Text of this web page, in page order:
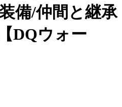
備/仲間と継承
DQウォー